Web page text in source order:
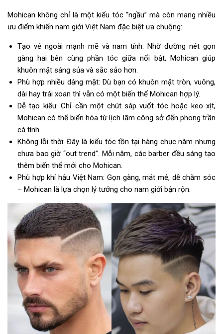
Mohican không chỉ là một kiểu tóc “ngầu” mà còn mang nhiều
ưu điểm khiến nam giới Việt Nam đặc biệt ưa chuộng:
Tạo vẻ ngoài mạnh mẽ và nam tính: Nhờ đường nét gọn
gàng hai bên cùng phần tóc giữa nổi bật, Mohican giúp
khuôn mặt sáng sủa và sắc sảo hơn.
Phù hợp nhiều dáng mặt: Dù bạn có khuôn mặt tròn, vuông,
dài hay trái xoan thì vẫn có một biến thể Mohican hợp lý.
Dễ tạo kiểu: Chỉ cần một chút sáp vuốt tóc hoặc keo xịt,
Mohican có thể biến hóa từ lịch lãm công sở đến phong trần
cá tính.
Không lỗi thời: Đây là kiểu tóc tồn tại hàng chục năm nhưng
chưa bao giờ “out trend”. Mỗi năm, các barber đều sáng tạo
thêm biến thể mới cho Mohican.
Phù hợp khí hậu Việt Nam: Gọn gàng, mát mẻ, dễ chăm sóc
– Mohican là lựa chọn lý tưởng cho nam giới bận rộn.